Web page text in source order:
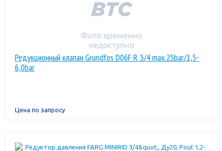
Редукционный клапан Grundfos D06F R 3/4 max.25bar/1,5-
6,0bar
Цена по запросу